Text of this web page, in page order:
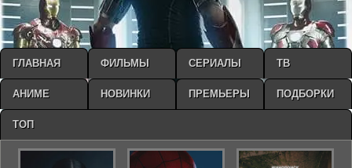
ГЛАВНАЯ ФИЛЬМЫ СЕРИАЛЫ ТВ
АНИМЕ НОВИНКИ ПРЕМЬЕРЫ ПОДБОРКИ
ТОП